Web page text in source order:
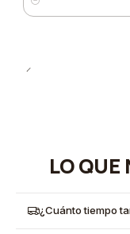
Cantidad
LO QUE
¿Cuánto tiempo